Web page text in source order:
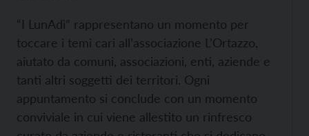
“I LunAdì” rappresentano un momento per
toccare i temi cari all’associazione L’Ortazzo,
aiutato da comuni, associazioni, enti, aziende e
tanti altri soggetti dei territori. Ogni
appuntamento si conclude con un momento
conviviale in cui viene allestito un rinfresco